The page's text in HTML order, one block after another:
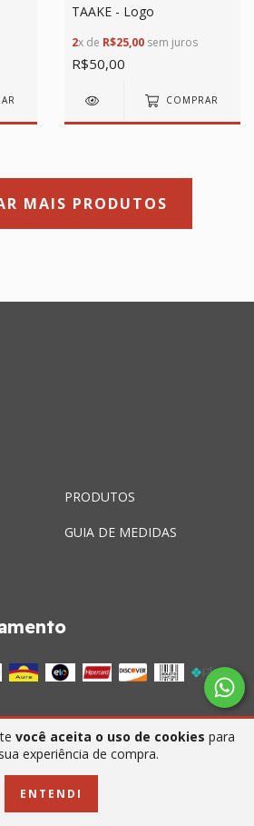
você aceita o uso de cookies para
experiência de compra.
ENTENDI
TAAKE - Logo
2x de R$25,00 sem juros
R$50,00
COMPRAR
MAIS PRODUTOS
PRODUTOS
GUIA DE MEDIDAS